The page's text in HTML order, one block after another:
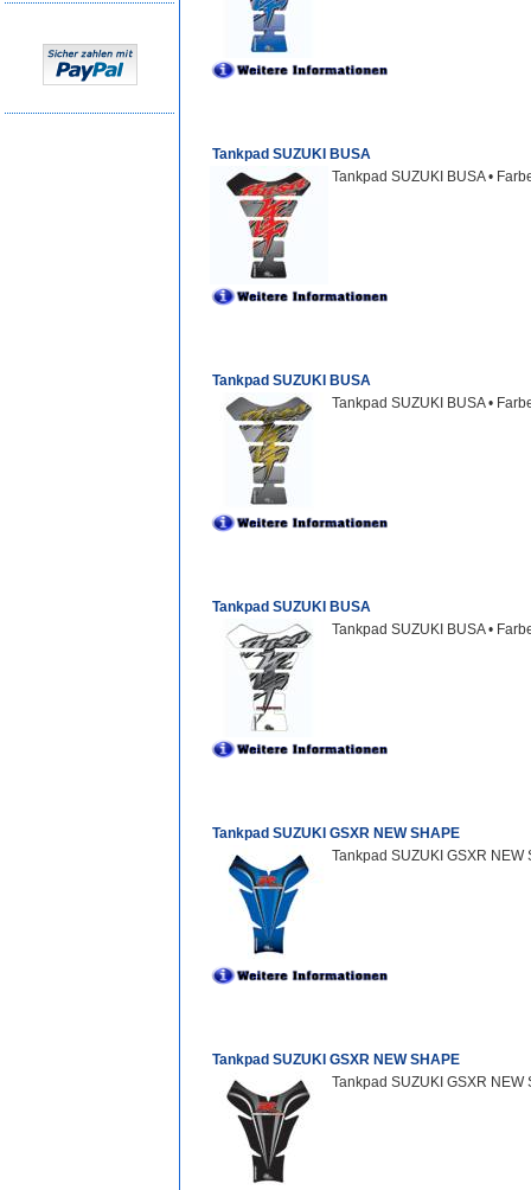
Tankpad SUZUKI BUSA
Tankpad SUZUKI BUSA •
Tankpad SUZUKI BUSA
Tankpad SUZUKI BUSA •
Tankpad SUZUKI BUSA
Tankpad SUZUKI BUSA •
Tankpad SUZUKI GSXR NEW SHAPE
Tankpad SUZUKI GSXR NEW
Tankpad SUZUKI GSXR NEW SHAPE
Tankpad SUZUKI GSXR NEW